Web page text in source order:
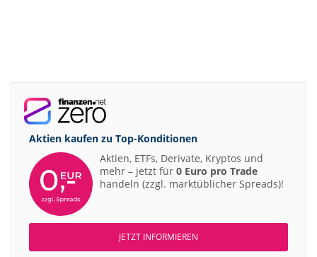
Aktien kaufen zu Top-Konditionen
Aktien, ETFs, Derivate, Kryptos und
mehr – jetzt für 0 Euro pro Trade
handeln (zzgl. marktüblicher Spreads)!
JETZT INFORMIEREN